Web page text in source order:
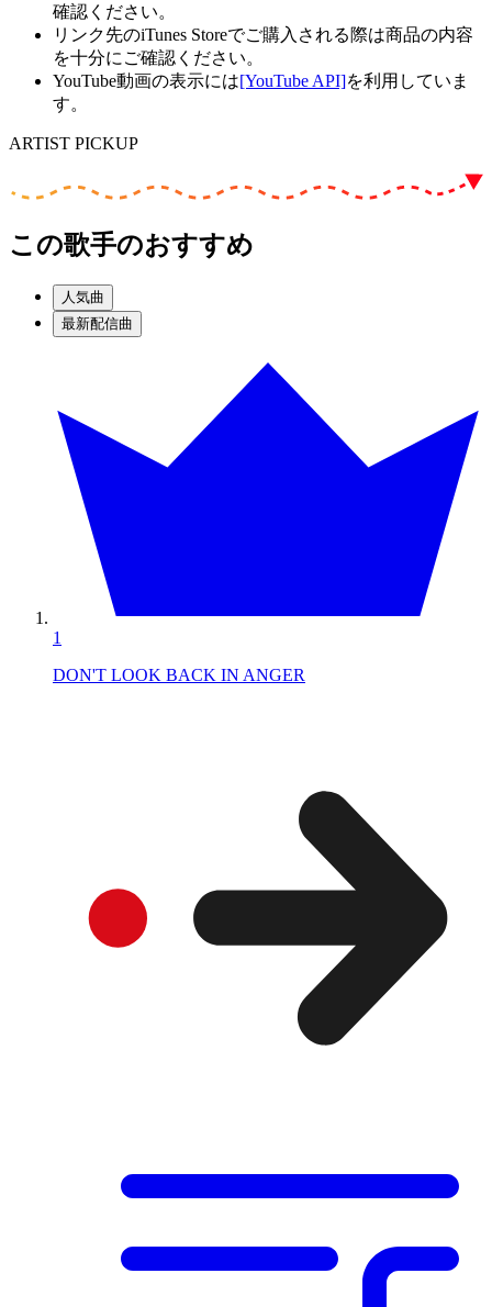
確認ください。
リンク先のiTunes Storeでご購入される際は商品の内容
を十分にご確認ください。
YouTube動画の表示には[YouTube API]を利用していま
す。
ARTIST PICKUP
この歌手のおすすめ
人気曲
最新配信曲
1
DON'T LOOK BACK IN ANGER